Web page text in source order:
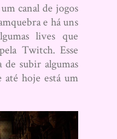
canal de jogos
e há uns
lives que
Twitch. Esse
de subir algumas
até hoje está um